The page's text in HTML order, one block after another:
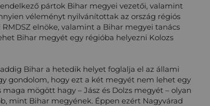
pártok Bihar megyei vezetői, valamint
véleményt nyilvánítottak az ország régiós
elnöke, valamint a Bihar megyei tanács
Bihar megyét egy régióba helyezni Kolozs
Bihar a hetedik helyet foglalja el az állami
gondolom, hogy ezt a két megyét nem lehet egy
mögött hagy – Jász és Dolzs megyét – olyan
mint Bihar megyének. Éppen ezért Nagyvárad